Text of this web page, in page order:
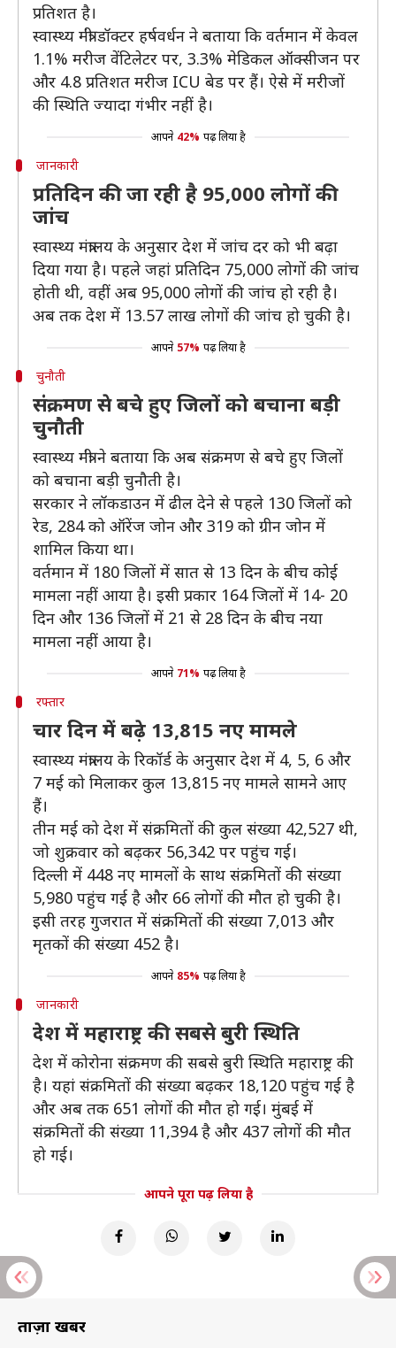
प्रतिशत है।
स्वास्थ्य मंत्री डॉक्टर हर्षवर्धन ने बताया कि वर्तमान में केवल
1.1% मरीज वेंटिलेटर पर, 3.3% मेडिकल ऑक्सीजन पर
और 4.8 प्रतिशत मरीज ICU बेड पर हैं। ऐसे में मरीजों
की स्थिति ज्यादा गंभीर नहीं है।
आपने 42% पढ़ लिया है
जानकारी
प्रतिदिन की जा रही है 95,000 लोगों की
जांच
स्वास्थ्य मंत्रालय के अनुसार देश में जांच दर को भी बढ़ा
दिया गया है। पहले जहां प्रतिदिन 75,000 लोगों की जांच
होती थी, वहीं अब 95,000 लोगों की जांच हो रही है।
अब तक देश में 13.57 लाख लोगों की जांच हो चुकी है।
आपने 57% पढ़ लिया है
चुनौती
संक्रमण से बचे हुए जिलों को बचाना बड़ी
चुनौती
स्वास्थ्य मंत्री ने बताया कि अब संक्रमण से बचे हुए जिलों
को बचाना बड़ी चुनौती है।
सरकार ने लॉकडाउन में ढील देने से पहले 130 जिलों को
रेड, 284 को ऑरेंज जोन और 319 को ग्रीन जोन में
शामिल किया था।
वर्तमान में 180 जिलों में सात से 13 दिन के बीच कोई
मामला नहीं आया है। इसी प्रकार 164 जिलों में 14- 20
दिन और 136 जिलों में 21 से 28 दिन के बीच नया
मामला नहीं आया है।
आपने 71% पढ़ लिया है
रफ्तार
चार दिन में बढ़े 13,815 नए मामले
स्वास्थ्य मंत्रालय के रिकॉर्ड के अनुसार देश में 4, 5, 6 और
7 मई को मिलाकर कुल 13,815 नए मामले सामने आए
हैं।
तीन मई को देश में संक्रमितों की कुल संख्या 42,527 थी,
जो शुक्रवार को बढ़कर 56,342 पर पहुंच गई।
दिल्ली में 448 नए मामलों के साथ संक्रमितों की संख्या
5,980 पहुंच गई है और 66 लोगों की मौत हो चुकी है।
इसी तरह गुजरात में संक्रमितों की संख्या 7,013 और
मृतकों की संख्या 452 है।
आपने 85% पढ़ लिया है
जानकारी
देश में महाराष्ट्र की सबसे बुरी स्थिति
देश में कोरोना संक्रमण की सबसे बुरी स्थिति महाराष्ट्र की
है। यहां संक्रमितों की संख्या बढ़कर 18,120 पहुंच गई है
और अब तक 651 लोगों की मौत हो गई। मुंबई में
संक्रमितों की संख्या 11,394 है और 437 लोगों की मौत
हो गई।
आपने पूरा पढ़ लिया है
ताज़ा खबरें